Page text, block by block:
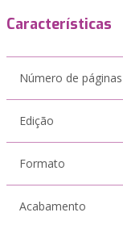
Características
Número de páginas
Edição
Formato
Acabamento